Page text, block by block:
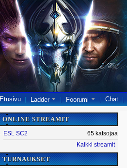
Etusivu Ladder Foorumi Chat
ONLINE STREAMIT
ESL SC2
65 katsojaa
Kaikki streamit
TURNAUKSET